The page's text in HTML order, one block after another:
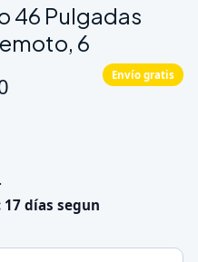
46 Pulgadas
6
Envío gratis
días segun